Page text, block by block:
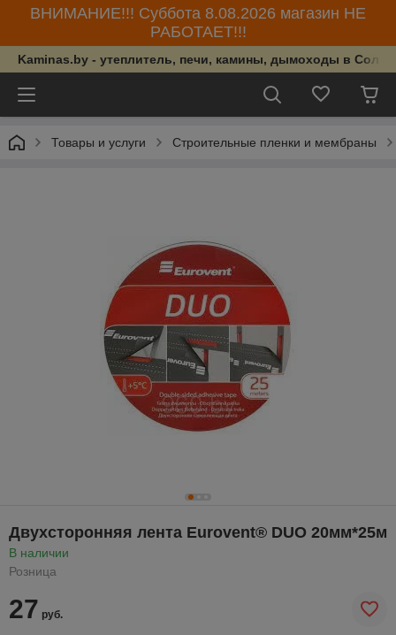
ВНИМАНИЕ!!! Суббота 8.08.2026 магазин НЕ
РАБОТАЕТ!!!
Kaminas.by - утеплитель, печи, камины, дымоходы в
Товары и услуги Строительные пленки и мембраны
Двухсторонняя лента Eurovent® DUO 20мм*25м
В наличии
Розница
27 руб.